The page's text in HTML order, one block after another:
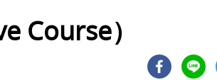
Course）